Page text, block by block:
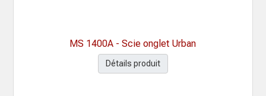
MS 1400A - Scie onglet Urban
Détails produit